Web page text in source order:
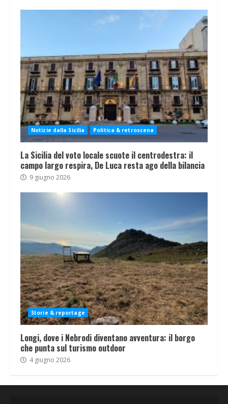
Notizie dalla Sicilia Politica & retroscena
La Sicilia del voto locale scuote il centrodestra: il
campo largo respira, De Luca resta ago della bilancia
9 giugno 2026
Storie & reportage
Longi, dove i Nebrodi diventano avventura: il borgo
che punta sul turismo outdoor
4 giugno 2026